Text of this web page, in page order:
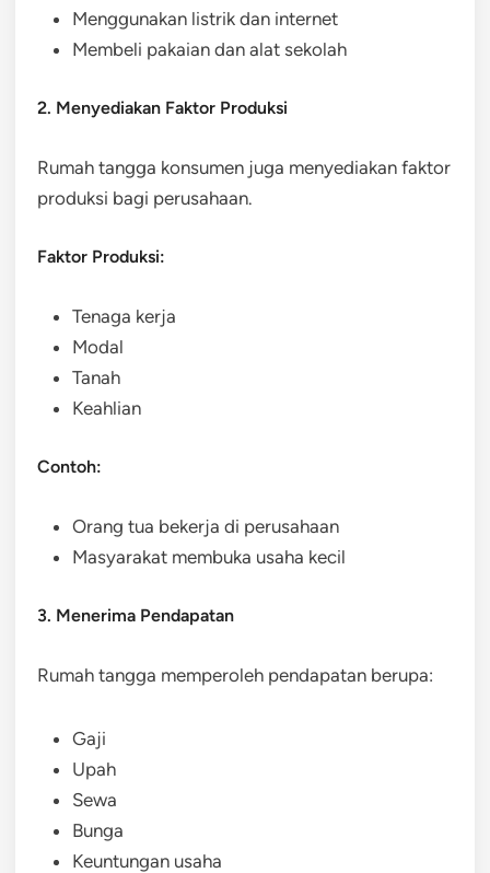
Menggunakan listrik dan internet
Membeli pakaian dan alat sekolah
2. Menyediakan Faktor Produksi
Rumah tangga konsumen juga menyediakan faktor
produksi bagi perusahaan.
Faktor Produksi:
Tenaga kerja
Modal
Tanah
Keahlian
Contoh:
Orang tua bekerja di perusahaan
Masyarakat membuka usaha kecil
3. Menerima Pendapatan
Rumah tangga memperoleh pendapatan berupa:
Gaji
Upah
Sewa
Bunga
Keuntungan usaha